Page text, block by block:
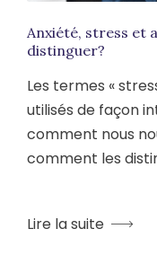
Anxiété, stress et
distinguer?
Les termes «
utilisés de façon
comment nous
comment les
Lire la suite